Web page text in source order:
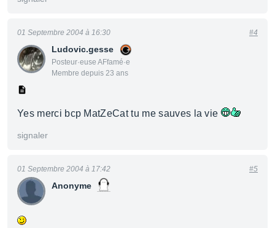
Ludovic.gesse
Posteur·euse AFfamé·e
Membre depuis 23 ans
01 Septembre 2004 à 16:30 #4
Yes merci bcp MatZeCat tu me sauves la vie
signaler
Anonyme
01 Septembre 2004 à 17:42 #5